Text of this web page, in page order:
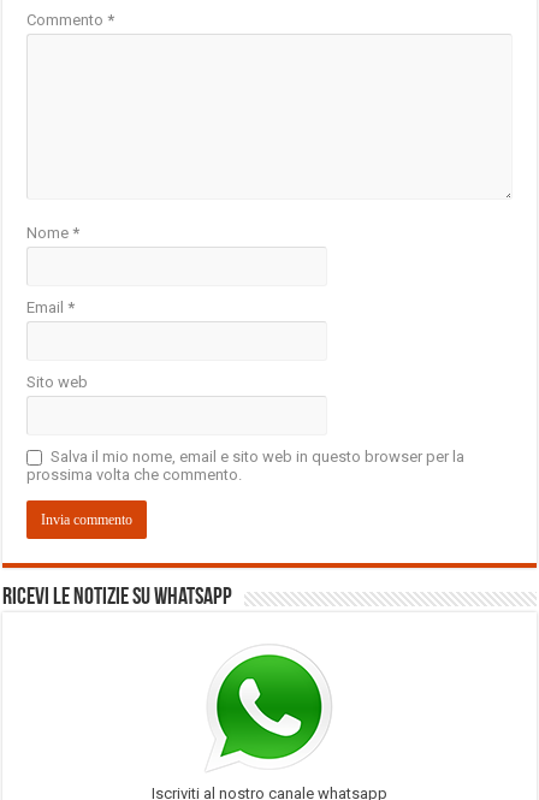
Commento*
Nome*
Email*
Sito web
Salva il mio nome, email e sito web in questo browser per la
prossima volta che commento.
Ricevi le notizie su Whatsapp
Iscriviti al nostro canale whatsapp